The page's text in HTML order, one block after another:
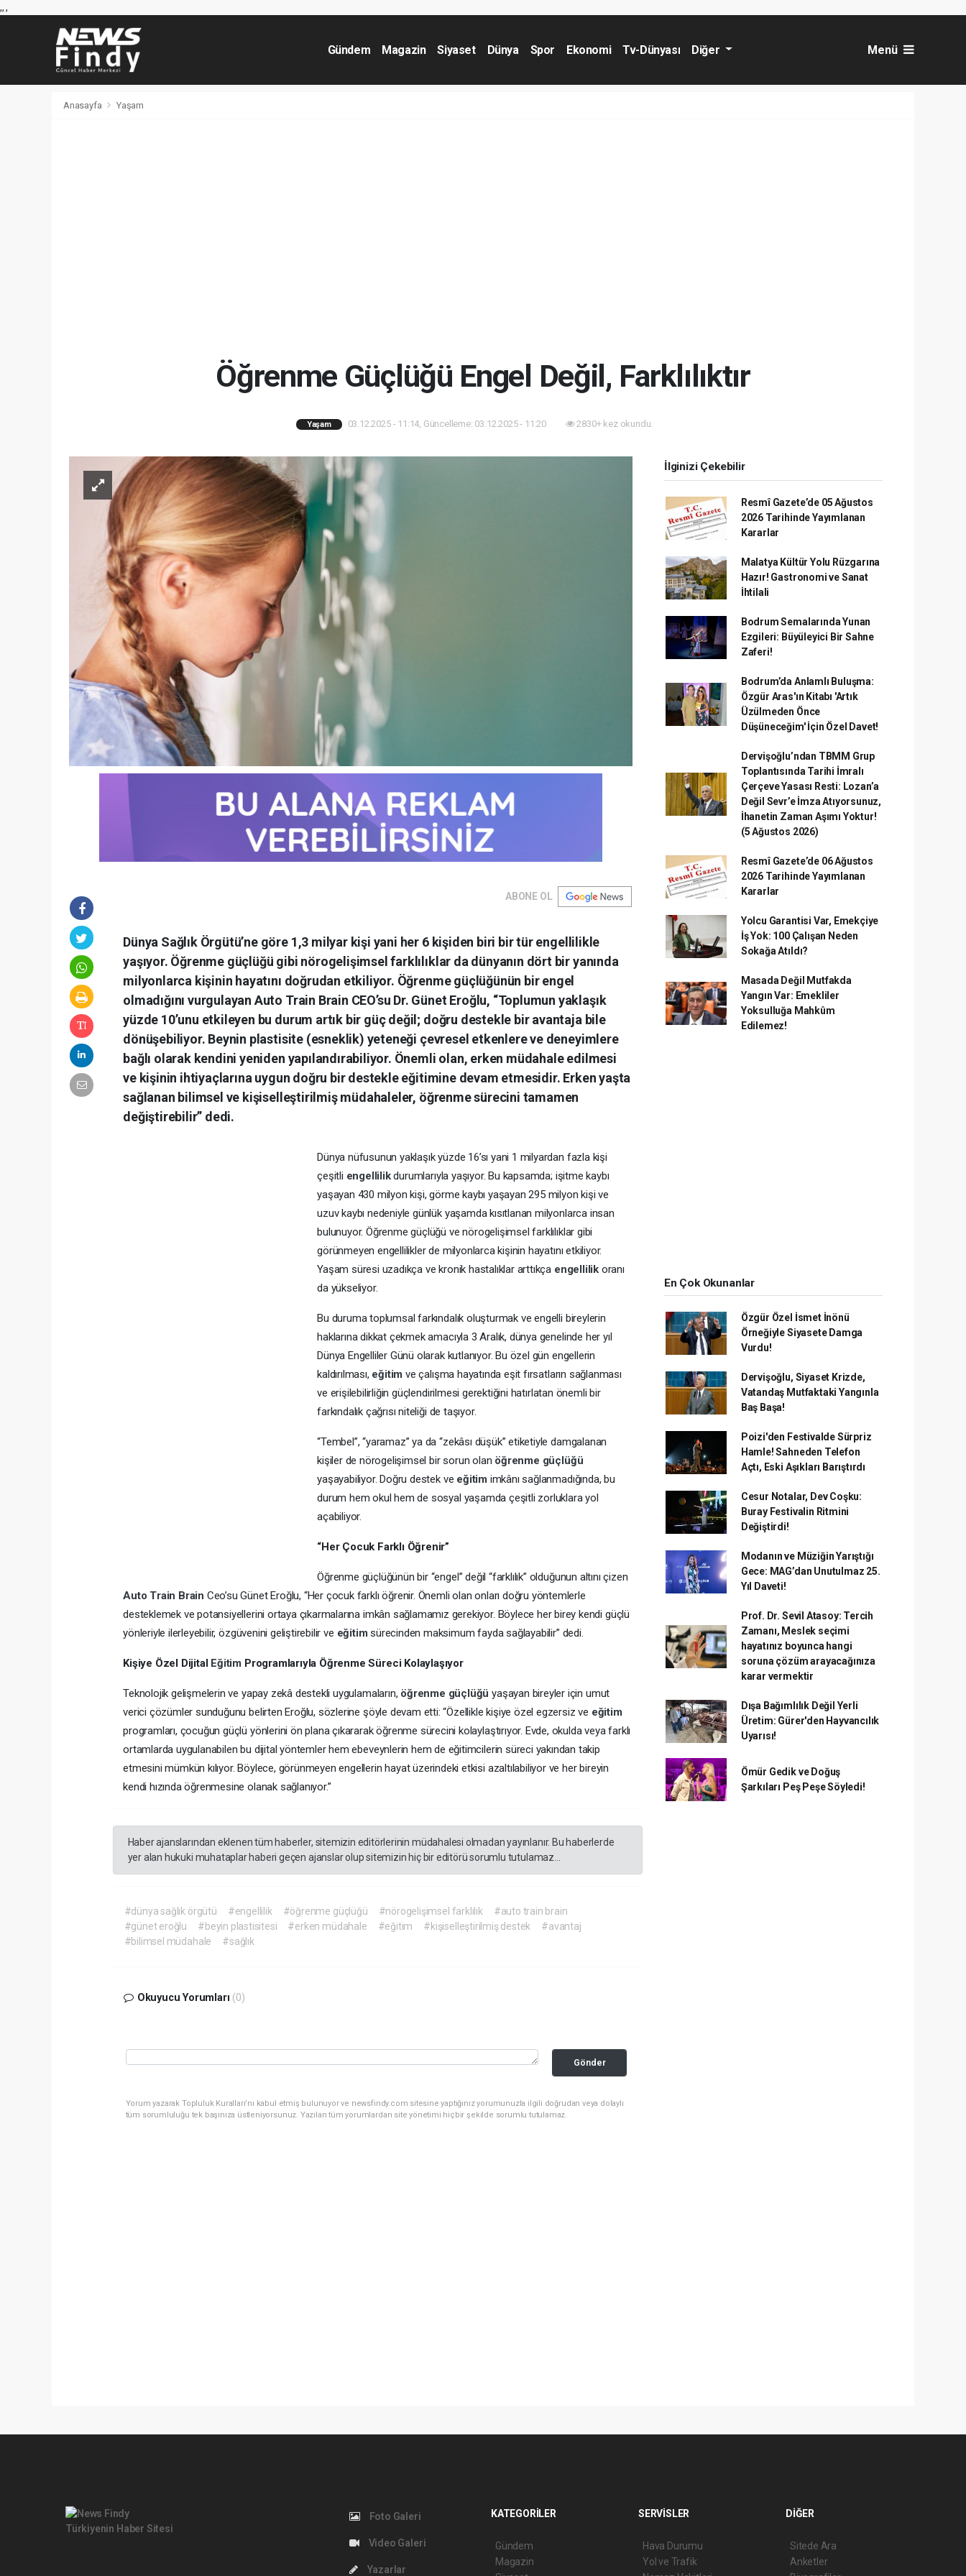
,,,
Gündem Magazin Siyaset Dünya Spor Ekonomi Tv-Dünyası Diğer Menü
Anasayfa Yaşam
Öğrenme Güçlüğü Engel Değil, Farklılıktır
Yaşam 03.12.2025 - 11:14, Güncelleme: 03.12.2025 - 11:20 2830+ kez okundu.
ABONE OL
Dünya Sağlık Örgütü’ne göre 1,3 milyar kişi yani her 6 kişiden biri bir tür engellilikle
yaşıyor. Öğrenme güçlüğü gibi nörogelişimsel farklılıklar da dünyanın dört bir yanında
milyonlarca kişinin hayatını doğrudan etkiliyor. Öğrenme güçlüğünün bir engel
olmadığını vurgulayan Auto Train Brain CEO’su Dr. Günet Eroğlu, “Toplumun yaklaşık
yüzde 10’unu etkileyen bu durum artık bir güç değil; doğru destekle bir avantaja bile
dönüşebiliyor. Beynin plastisite (esneklik) yeteneği çevresel etkenlere ve deneyimlere
bağlı olarak kendini yeniden yapılandırabiliyor. Önemli olan, erken müdahale edilmesi
ve kişinin ihtiyaçlarına uygun doğru bir destekle eğitimine devam etmesidir. Erken yaşta
sağlanan bilimsel ve kişiselleştirilmiş müdahaleler, öğrenme sürecini tamamen
değiştirebilir” dedi.
Dünya nüfusunun yaklaşık yüzde 16’sı yani 1 milyardan fazla kişi
çeşitli engellilikdurumlarıyla yaşıyor. Bu kapsamda; işitme kaybı
yaşayan 430 milyon kişi, görme kaybı yaşayan 295 milyon kişi ve
uzuv kaybı nedeniyle günlük yaşamda kısıtlanan milyonlarca insan
bulunuyor. Öğrenme güçlüğü ve nörogelişimsel farklılıklar gibi
görünmeyen engellilikler de milyonlarca kişinin hayatını etkiliyor.
Yaşam süresi uzadıkça ve kronik hastalıklar arttıkça engellilik oranı
da yükseliyor.
Bu duruma toplumsal farkındalık oluşturmak ve engelli bireylerin
haklarına dikkat çekmek amacıyla 3 Aralık, dünya genelinde her yıl
Dünya Engelliler Günü olarak kutlanıyor. Bu özel gün engellerin
kaldırılması, eğitimve çalışma hayatında eşit fırsatların sağlanması
ve erişilebilirliğin güçlendirilmesi gerektiğini hatırlatan önemli bir
farkındalık çağrısı niteliği de taşıyor.
“Tembel”, “yaramaz” ya da “zekâsı düşük” etiketiyle damgalanan
kişiler de nörogelişimsel bir sorun olan öğrenme güçlüğü
yaşayabiliyor. Doğru destek ve eğitim imkânı sağlanmadığında, bu
durum hem okul hem de sosyal yaşamda çeşitli zorluklara yol
açabiliyor.
“Her Çocuk Farklı Öğrenir”
Öğrenme güçlüğünün bir “engel” değil “farklılık” olduğunun altını çizen
Auto Train Brain Ceo’su Günet Eroğlu, “Her çocuk farklı öğrenir. Önemli olan onları doğru yöntemlerle
desteklemek ve potansiyellerini ortaya çıkarmalarına imkân sağlamamız gerekiyor. Böylece her birey kendi güçlü
yönleriyle ilerleyebilir, özgüvenini geliştirebilir ve eğitimsürecinden maksimum fayda sağlayabilir” dedi.
Kişiye Özel Dijital Eğitim Programlarıyla Öğrenme Süreci Kolaylaşıyor
Teknolojik gelişmelerin ve yapay zekâ destekli uygulamaların, öğrenme güçlüğüyaşayan bireyler için umut
verici çözümler sunduğunu belirten Eroğlu, sözlerine şöyle devam etti: “Özellikle kişiye özel egzersiz ve eğitim
programları, çocuğun güçlü yönlerini ön plana çıkararak öğrenme sürecini kolaylaştırıyor. Evde, okulda veya farklı
ortamlarda uygulanabilen bu dijital yöntemler hem ebeveynlerin hem de eğitimcilerin süreci yakından takip
etmesini mümkün kılıyor. Böylece, görünmeyen engellerin hayat üzerindeki etkisi azaltılabiliyor ve her bireyin
kendi hızında öğrenmesine olanak sağlanıyor.”
Haber ajanslarından eklenen tüm haberler, sitemizin editörlerinin müdahalesi olmadan yayınlanır. Bu haberlerde
yer alan hukuki muhataplar haberi geçen ajanslar olup sitemizin hiç bir editörü sorumlu tutulamaz...
#dünya sağlık örgütü #engellilik #öğrenme güçlüğü #nörogelişimsel farklılık
#auto train brain
#günet eroğlu
#beyin plastisitesi #erken müdahale #eğitim #kişiselleştirilmiş destek
#avantaj
#bilimsel müdahale
#sağlık
Okuyucu Yorumları (0)
Gönder
Yorum yazarak Topluluk Kuralları’nı kabul etmiş bulunuyor ve newsfindy.com sitesine yaptığınız yorumunuzla ilgili doğrudan veya dolaylı
tüm sorumluluğu tek başınıza üstleniyorsunuz. Yazılan tüm yorumlardan site yönetimi hiçbir şekilde sorumlu tutulamaz.
İlginizi Çekebilir
Resmî Gazete’de 05 Ağustos
2026 Tarihinde Yayımlanan
Kararlar
Malatya Kültür Yolu Rüzgarına
Hazır! Gastronomi ve Sanat
İhtilali
Bodrum Semalarında Yunan
Ezgileri: Büyüleyici Bir Sahne
Zaferi!
Bodrum’da Anlamlı Buluşma:
Özgür Aras'ın Kitabı 'Artık
Üzülmeden Önce
Düşüneceğim' İçin Özel Davet!
Dervişoğlu’ndan TBMM Grup
Toplantısında Tarihi İmralı
Çerçeve Yasası Resti: Lozan’a
Değil Sevr’e İmza Atıyorsunuz,
İhanetin Zaman Aşımı Yoktur!
(5 Ağustos 2026)
Resmî Gazete’de 06 Ağustos
2026 Tarihinde Yayımlanan
Kararlar
Yolcu Garantisi Var, Emekçiye
İş Yok: 100 Çalışan Neden
Sokağa Atıldı?
Masada Değil Mutfakda
Yangın Var: Emekliler
Yoksulluğa Mahkûm
Edilemez!
En Çok Okunanlar
Özgür Özel İsmet İnönü
Örneğiyle Siyasete Damga
Vurdu!
Dervişoğlu, Siyaset Krizde,
Vatandaş Mutfaktaki Yangınla
Baş Başa!
Poizi'den Festivalde Sürpriz
Hamle! Sahneden Telefon
Açtı, Eski Aşıkları Barıştırdı
Cesur Notalar, Dev Coşku:
Buray Festivalin Ritmini
Değiştirdi!
Modanın ve Müziğin Yarıştığı
Gece: MAG’dan Unutulmaz 25.
Yıl Daveti!
Prof. Dr. Sevil Atasoy: Tercih
Zamanı, Meslek seçimi
hayatınız boyunca hangi
soruna çözüm arayacağınıza
karar vermektir
Dışa Bağımlılık Değil Yerli
Üretim: Gürer'den Hayvancılık
Uyarısı!
Ömür Gedik ve Doğuş
Şarkıları Peş Peşe Söyledi!
Foto Galeri
Video Galeri
Yazarlar
KATEGORİLER
Gündem
Magazin
SERVİSLER
Hava Durumu
Yol ve Trafik
DİĞER
Sitede Ara
Anketler